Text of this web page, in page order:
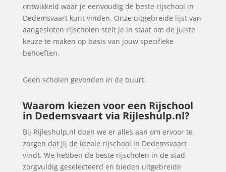
ontwikkeld waar je eenvoudig de beste rijschool in
Dedemsvaart kunt vinden. Onze uitgebreide lijst van
aangesloten rijscholen stelt je in staat om de juiste
keuze te maken op basis van jouw specifieke
behoeften.
Geen scholen gevonden in de buurt.
Waarom kiezen voor een Rijschool
in Dedemsvaart via Rijleshulp.nl?
Bij Rijleshulp.nl doen we er alles aan om ervoor te
zorgen dat jij de ideale rijschool in Dedemsvaart
vindt. We hebben de beste rijscholen in de stad
zorgvuldig geselecteerd en bieden uitgebreide